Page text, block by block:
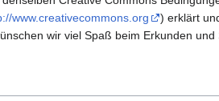
www.creativecommons.org
) erklärt
wir viel Spaß beim Erkunden und